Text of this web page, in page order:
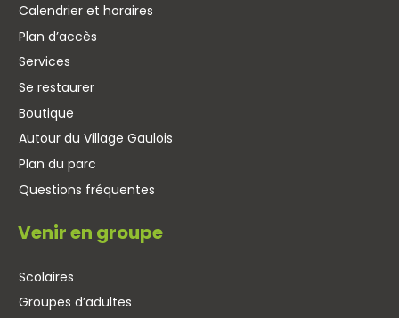
Calendrier et horaires
Plan d’accès
Services
Se restaurer
Boutique
Autour du Village Gaulois
Plan du parc
Questions fréquentes
Venir en groupe
Scolaires
Groupes d’adultes